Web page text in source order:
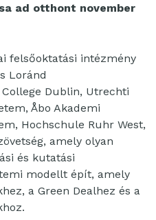
ad otthont november
felsőoktatási intézmény
Loránd
Dublin, Utrechti
Åbo Akademi
Hochschule Ruhr West,
amely olyan
és kutatási
modellt épít, amely
a Green Dealhez és a